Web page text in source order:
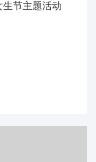
生节主题活动